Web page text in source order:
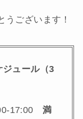
ございます！
ジュール（3
17:00満